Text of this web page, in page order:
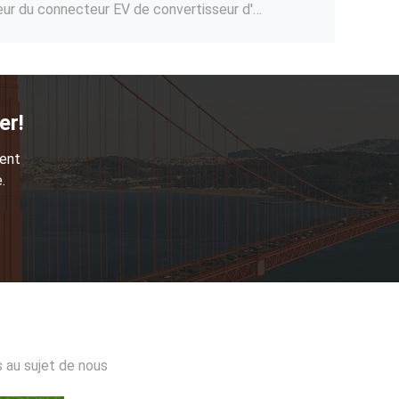
Type2 d'adaptateur de chargeur d'EV au CEI 32A 62196 maximum de type 1 au C.A. de convertisseur de chargeur de voiture de SAE J1772
Adaptateur 22KW Type2 vers convertisseur d'adaptateur de charge Tesla EV DC 500V
C.A. de remplissage 480V de câble de chargeur de voiture électrique de la prise 16A/3Phase de chargeur standard du Type2 EV d'UE 11kW
sujet de nous